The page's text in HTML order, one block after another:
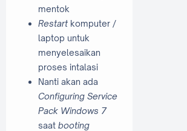
mentok
Restart komputer /
laptop untuk
menyelesaikan
proses intalasi
Nanti akan ada
Configuring Service
Pack Windows 7
saat booting